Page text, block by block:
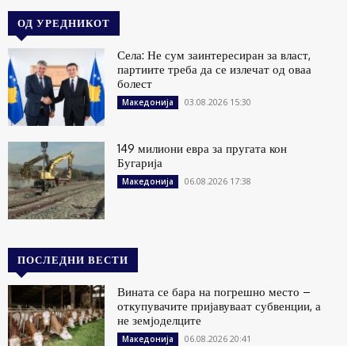
ОД УРЕДНИКОТ
Села: Не сум заинтересиран за власт,
партиите треба да се излечат од оваа
болест
Македонија 03.08.2026 15:30
149 милиони евра за пругата кон
Бугарија
Македонија 06.08.2026 17:38
ПОСЛЕДНИ ВЕСТИ
Вината се бара на погрешно место –
откупувачите пријавуваат субвенции, а
не земјоделците
Македонија 06.08.2026 20:41